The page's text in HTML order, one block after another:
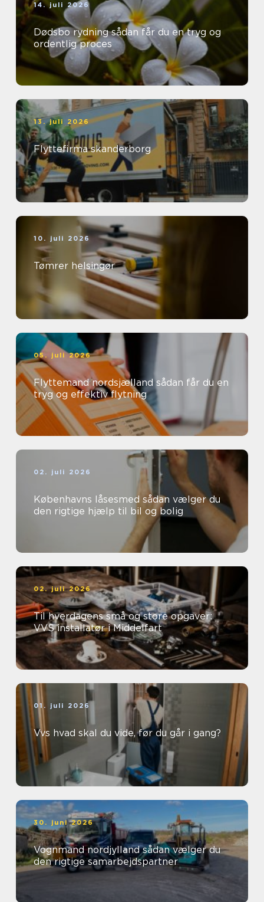
14. juli 2026
Dødsbo rydning sådan får du en tryg og
ordentlig proces
13. juli 2026
Flyttefirma skanderborg
10. juli 2026
Tømrer helsingør
05. juli 2026
Flyttemand nordsjælland sådan får du en
tryg og effektiv flytning
02. juli 2026
Københavns låsesmed sådan vælger du
den rigtige hjælp til bil og bolig
02. juli 2026
Til hverdagens små og store opgaver:
VVS installatør i Middelfart
01. juli 2026
Vvs hvad skal du vide, før du går i gang?
30. juni 2026
Vognmand nordjylland sådan vælger du
den rigtige samarbejdspartner